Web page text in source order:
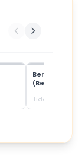
Beras
(Beras SPHP)
Tidak tersedia